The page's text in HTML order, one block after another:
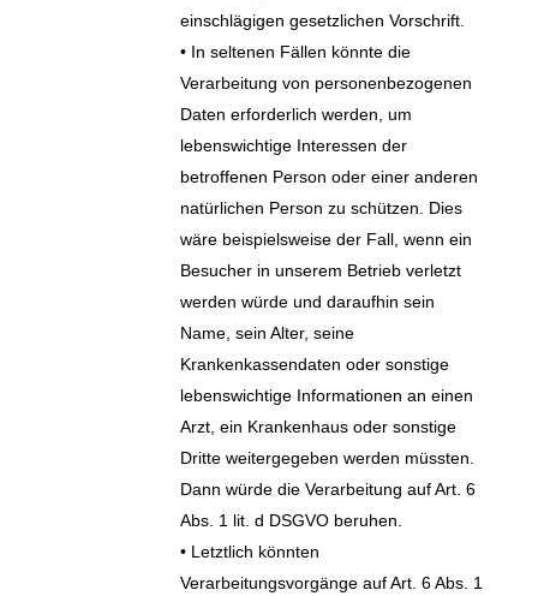
einschlägigen gesetzlichen Vorschrift.
• In seltenen Fällen könnte die
Verarbeitung von personenbezogenen
Daten erforderlich werden, um
lebenswichtige Interessen der
betroffenen Person oder einer anderen
natürlichen Person zu schützen. Dies
wäre beispielsweise der Fall, wenn ein
Besucher in unserem Betrieb verletzt
werden würde und daraufhin sein
Name, sein Alter, seine
Krankenkassendaten oder sonstige
lebenswichtige Informationen an einen
Arzt, ein Krankenhaus oder sonstige
Dritte weitergegeben werden müssten.
Dann würde die Verarbeitung auf Art. 6
Abs. 1 lit. d DSGVO beruhen.
• Letztlich könnten
Verarbeitungsvorgänge auf Art. 6 Abs. 1